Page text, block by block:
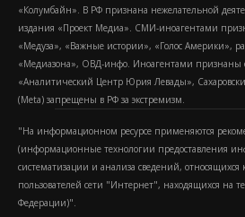
«Колумбайн». В РФ признана нежелательной
издания «Проект Медиа». СМИ-иноагентами
«Медуза», «Важные истории», «Голос Америки»,
«Медиазона», ОВД-инфо. Иноагентами признаны
«Аналитический Центр Юрия Левады»,
(Metа) запрещены в РФ за экстремизм.
"На информационном ресурсе применяются
(информационные технологии предоставления
систематизации и анализа сведений,
пользователей сети "Интернет", находящихся на
Федерации)".